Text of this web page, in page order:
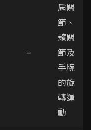
–
肩關
節、
髖關
節及
手腕
的旋
轉運
動